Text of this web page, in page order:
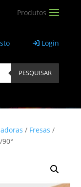
Login
PESQUISAR
/ Fresas /